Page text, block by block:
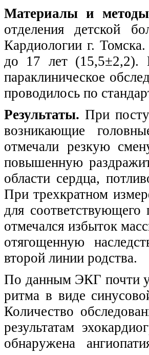
Материалы и
отделения детской
Кардиологии г.
до 17 лет (15,5±2,2).
параклиническое
проводилось по
Результаты. При
возникающие
отмечали резкую
повышенную
области сердца,
При трехкратном
для
отмечался избыток
отягощенную
второй линии родства.
По данным ЭКГ почти у
ритма в виде
Количество
результатам
обнаружена